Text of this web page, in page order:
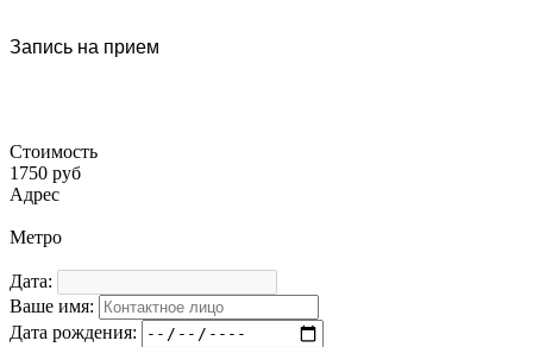
Запись на прием
Стоимость
1750 руб
Адрес
Метро
Дата:
Ваше имя:
Дата рождения: